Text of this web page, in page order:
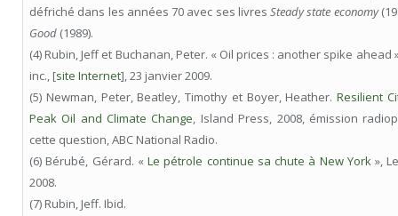
défriché dans les années 70 avec ses livresSteady state economy
Good (1989).
(4) Rubin, Jeff et Buchanan, Peter. « Oil prices : another spike ahead
inc., [site Internet], 23 janvier 2009.
(5) Newman, Peter, Beatley, Timothy et Boyer, Heather. Resilient
Peak Oil and Climate Change, Island Press, 2008, émission
cette question, ABC National Radio.
(6) Bérubé, Gérard. « Le pétrole continue sa chute à New York »,
2008.
(7) Rubin, Jeff. Ibid.